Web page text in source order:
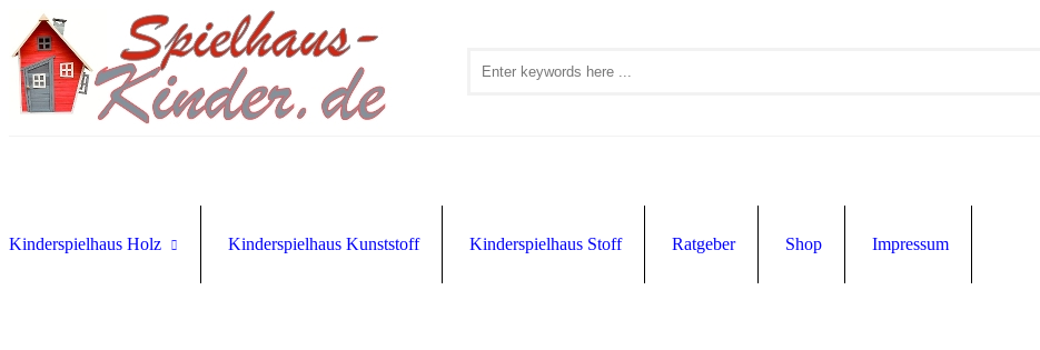
Kinderspielhaus Holz Kinderspielhaus Kunststoff Kinderspielhaus Stoff Ratgeber Shop Impressum